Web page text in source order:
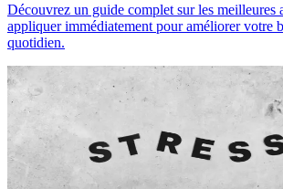
Découvrez un guide complet sur les meilleures
appliquer immédiatement pour améliorer votre
quotidien.